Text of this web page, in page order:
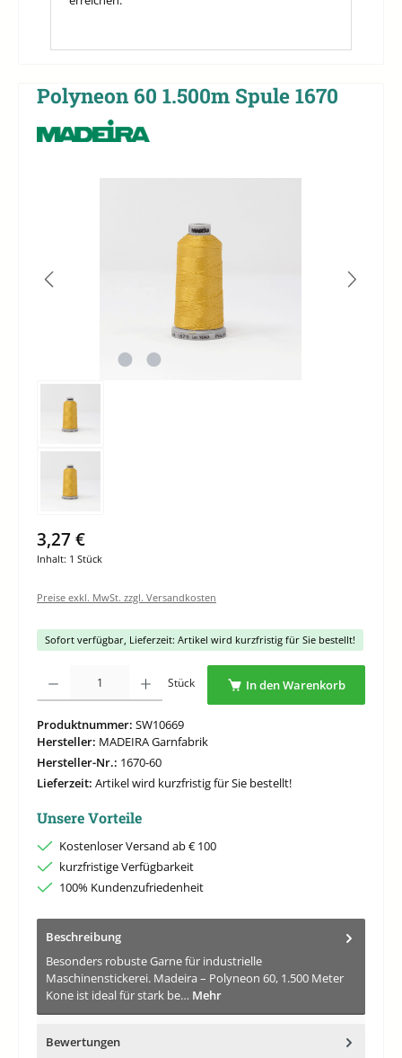
Polyneon 60 1.500m Spule 1670
3,27 €
Inhalt: 1 Stück
Preise exkl. MwSt. zzgl. Versandkosten
Sofort verfügbar, Lieferzeit: Artikel wird kurzfristig für Sie bestellt!
Produkt Anzahl: Gib den gewünschten Wert ein oder benutze die Schaltflächen um
Stück In den Warenkorb
Produktnummer: SW10669
Hersteller: MADEIRA Garnfabrik
Hersteller-Nr.: 1670-60
Lieferzeit: Artikel wird kurzfristig für Sie bestellt!
Unsere Vorteile
Kostenloser Versand ab € 100
kurzfristige Verfügbarkeit
100% Kundenzufriedenheit
Beschreibung
Besonders robuste Garne für industrielle
Maschinenstickerei. Madeira – Polyneon 60, 1.500 Meter
Kone ist ideal für stark be… Mehr
Bewertungen